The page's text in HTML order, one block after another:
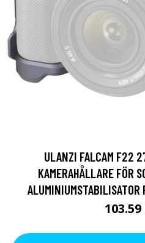
ULANZI FALCAM F22
KAMERAHÅLLARE FÖR
ALUMINIUMSTABILISATOR
103.59